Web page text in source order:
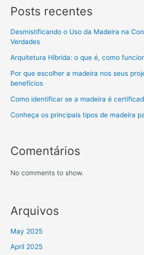
Posts recentes
Desmistificando o Uso da Madeira na
Verdades
Arquitetura Híbrida: o que é, como
Por que escolher a madeira nos seus
benefícios
Como identificar se a madeira é
Conheça os principais tipos de madeira
Comentários
No comments to show.
Arquivos
May 2025
April 2025